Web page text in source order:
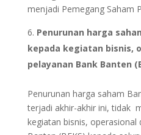
menjadi Pemegang Saham
Penurunan harga
kepada kegiatan bisnis,
pelayanan Bank Banten
Penurunan harga saham
terjadi akhir-akhir ini, tidak
kegiatan bisnis, operasional